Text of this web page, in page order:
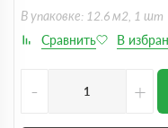
В упаковке: 12.6 м2, 1 шт
- +